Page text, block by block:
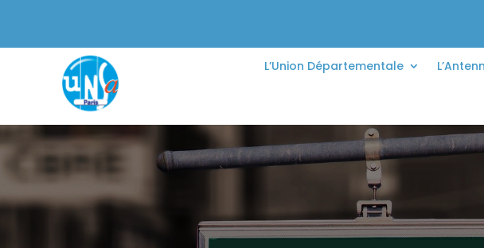
L’Union Départementale